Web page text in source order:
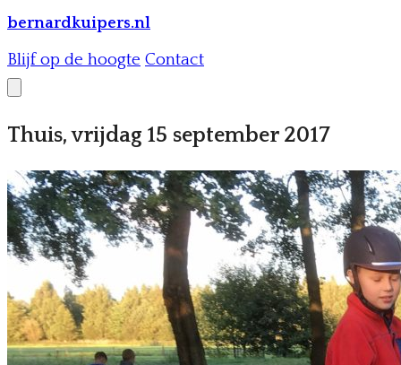
bernardkuipers.nl
Blijf op de hoogte Contact
Thuis, vrijdag 15 september 2017